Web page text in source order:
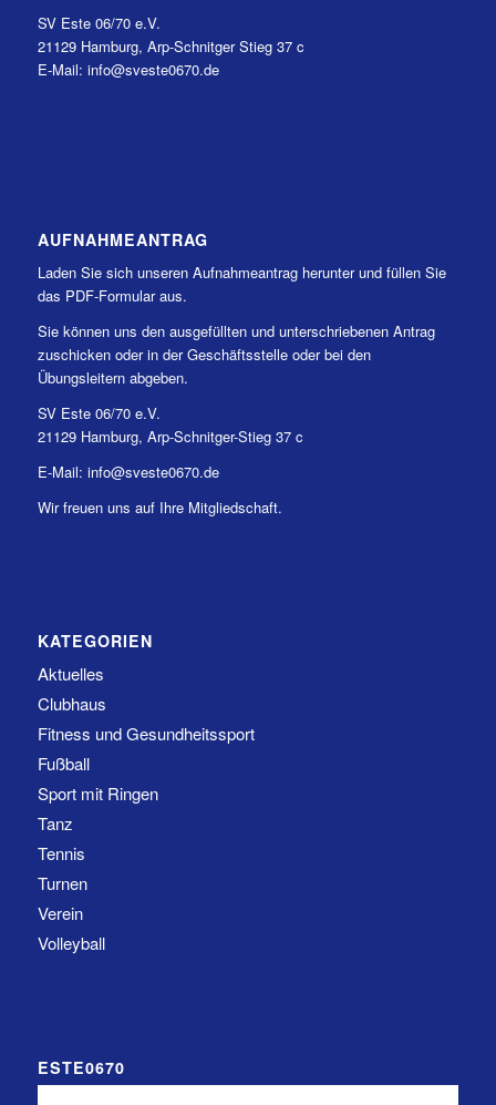
SV Este 06/70 e.V.
21129 Hamburg, Arp-Schnitger Stieg 37 c
E-Mail: info@sveste0670.de
AUFNAHMEANTRAG
Laden Sie sich unseren Aufnahmeantrag herunter und füllen Sie
das PDF-Formular aus.
Sie können uns den ausgefüllten und unterschriebenen Antrag
zuschicken oder in der Geschäftsstelle oder bei den
Übungsleitern abgeben.
SV Este 06/70 e.V.
21129 Hamburg, Arp-Schnitger-Stieg 37 c
E-Mail: info@sveste0670.de
Wir freuen uns auf Ihre Mitgliedschaft.
KATEGORIEN
Aktuelles
Clubhaus
Fitness und Gesundheitssport
Fußball
Sport mit Ringen
Tanz
Tennis
Turnen
Verein
Volleyball
ESTE0670